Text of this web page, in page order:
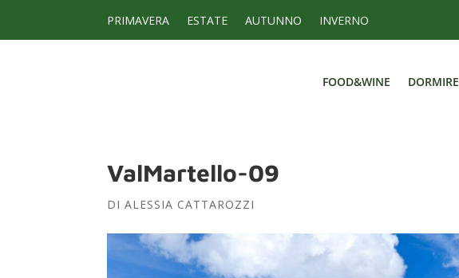
PRIMAVERA ESTATE AUTUNNO INVERNO
FOOD&WINE DORMIRE
FOOD&WINE DORMIRE
ValMartello-09
DIALESSIA CATTAROZZI